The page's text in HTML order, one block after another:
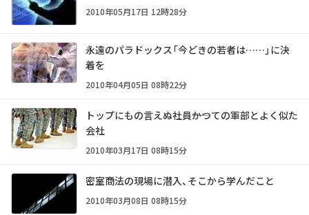
2010年05月17日 12時28分
永遠のパラドックス「今どきの若者は……」に決
着を
2010年04月05日 08時22分
トップにもの言えぬ社員――かつての軍部とよく似た
会社
2010年03月17日 08時15分
密室商法の現場に潜入、そこから学んだこと
2010年03月08日 08時15分